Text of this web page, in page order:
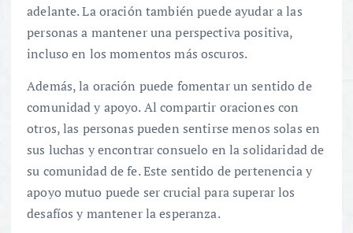
adelante. La oración también puede ayudar a las
personas a mantener una perspectiva positiva,
incluso en los momentos más oscuros.
Además, la oración puede fomentar un sentido de
comunidad y apoyo. Al compartir oraciones con
otros, las personas pueden sentirse menos solas en
sus luchas y encontrar consuelo en la solidaridad de
su comunidad de fe. Este sentido de pertenencia y
apoyo mutuo puede ser crucial para superar los
desafíos y mantener la esperanza.